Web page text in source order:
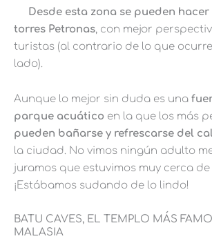
Desde esta zona se pueden
torres Petronas, con mejor
turistas (al contrario de lo que
lado).
Aunque lo mejor sin duda es una
parque acuático en la que los más
pueden bañarse y refrescarse del
la ciudad. No vimos ningún adulto
juramos que estuvimos muy cerca
¡Estábamos sudando de lo lindo!
BATU CAVES, EL TEMPLO MÁS
MALASIA